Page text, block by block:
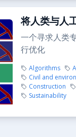
将人类与人
一个寻求人类
行优化
Algorithms
Civil and
Construction
Sustainability